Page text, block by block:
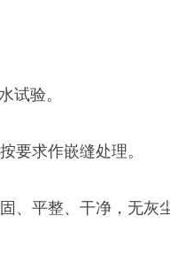
试验。
求作嵌缝处理。
平整、干净，无灰